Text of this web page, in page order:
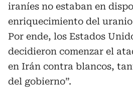
iraníes no estaban en
enriquecimiento del
Por ende, los Estados
decidieron comenzar el
en Irán contra blancos,
del gobierno”.